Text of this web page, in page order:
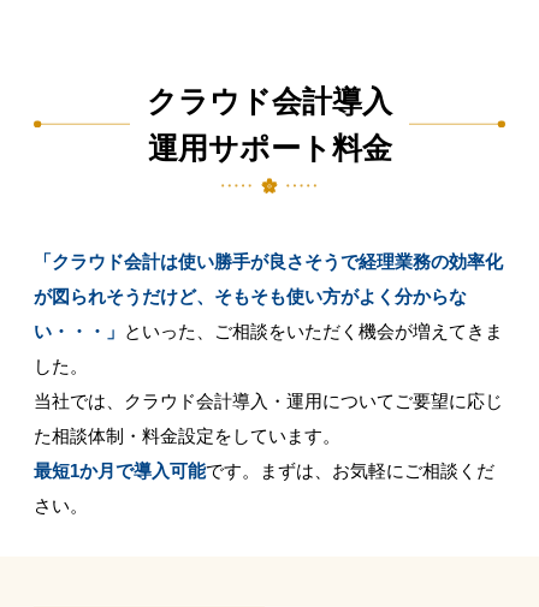
クラウド会計導入
運用サポート料金
「クラウド会計は使い勝手が良さそうで経理業務の効率化
が図られそうだけど、そもそも使い方がよく分からな
い・・・」 といった、ご相談をいただく機会が増えてきま
した。​
当社では、クラウド会計導入・運用についてご要望に応じ
た相談体制・料金設定をしています。​
最短1か月で導入可能です。まずは、お気軽にご相談くだ
さい。​